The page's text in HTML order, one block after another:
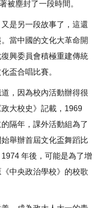
被塵封了一段時間。
是另一段故事了，這還
當中國的文化大革命開
興委員會積極重建傳統
盃合唱比賽。
，因為校內活動辦得很
大校史》記載，1969
隔年，課外活動組為了
舉辦首屆文化盃舞蹈比
年後，可能是為了增
中央政治學校》的校歌